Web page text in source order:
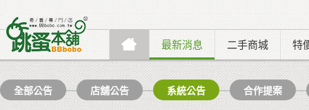
最新消息 二手商城 特
全部公告 店舖公告 系統公告 合作提案